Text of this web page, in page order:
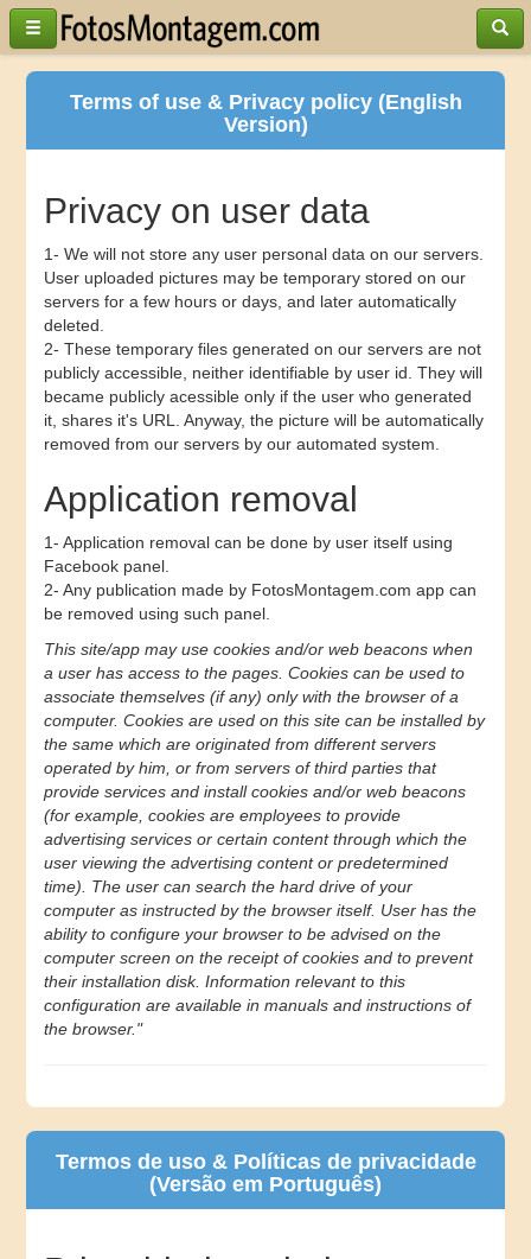
Terms of use & Privacy policy (English
Version)
Privacy on user data
1- We will not store any user personal data on our servers.
User uploaded pictures may be temporary stored on our
servers for a few hours or days, and later automatically
deleted.
2- These temporary files generated on our servers are not
publicly accessible, neither identifiable by user id. They will
became publicly acessible only if the user who generated
it, shares it's URL. Anyway, the picture will be automatically
removed from our servers by our automated system.
Application removal
1- Application removal can be done by user itself using
Facebook panel.
2- Any publication made by FotosMontagem.com app can
be removed using such panel.
This site/app may use cookies and/or web beacons when
a user has access to the pages. Cookies can be used to
associate themselves (if any) only with the browser of a
computer. Cookies are used on this site can be installed by
the same which are originated from different servers
operated by him, or from servers of third parties that
provide services and install cookies and/or web beacons
(for example, cookies are employees to provide
advertising services or certain content through which the
user viewing the advertising content or predetermined
time). The user can search the hard drive of your
computer as instructed by the browser itself. User has the
ability to configure your browser to be advised on the
computer screen on the receipt of cookies and to prevent
their installation disk. Information relevant to this
configuration are available in manuals and instructions of
the browser."
Termos de uso & Políticas de privacidade
(Versão em Português)